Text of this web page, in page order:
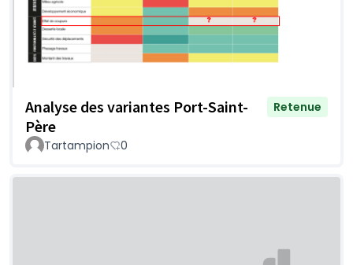
Analyse des variantes Port-Saint-
Père
Retenue
Tartampion 0